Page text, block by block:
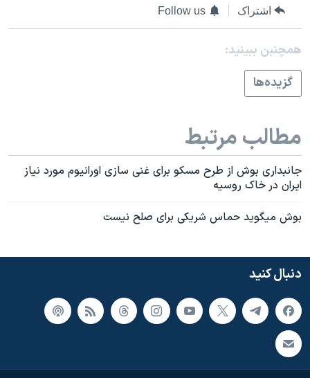
قانون شفافیت دارائی کادر رهبری ایران
اعتراضات مردمی آبان ۹۸
اسرائیل در جنگ
نرگس محمدی برنده جایزه نوبل صلح
صفحه‌های ویژه
سفر پرزیدنت ترامپ به چین
اشتراک Follow us
همچنبن ببینید:
گزيده‌ها
مطالب مرتبط
جانبداری بوش از طرح مسکو برای غنی سازی اورانيوم مورد نياز
ايران در خاک روسيه
بوش ميگويد حماس شريکی برای صلح نيست
دنبال کنید